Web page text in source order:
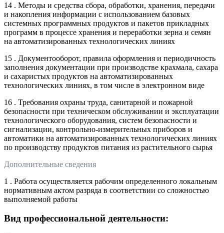
14 . Методы и средства сбора, обработки, хранения, передачи
и накопления информации с использованием базовых
системных программных продуктов и пакетов прикладных
программ в процессе хранения и переработки зерна и семян
на автоматизированных технологических линиях
15 . Документооборот, правила оформления и периодичность
заполнения документации при производстве крахмала, сахара
и сахаристых продуктов на автоматизированных
технологических линиях, в том числе в электронном виде
16 . Требования охраны труда, санитарной и пожарной
безопасности при техническом обслуживании и эксплуатации
технологического оборудования, систем безопасности и
сигнализации, контрольно-измерительных приборов и
автоматики на автоматизированных технологических линиях
по производству продуктов питания из растительного сырья
Дополнительные сведения
1 . Работа осуществляется рабочим определенного локальным
нормативным актом разряда в соответствии со сложностью
выполняемой работы
Вид профессиональной деятельности: